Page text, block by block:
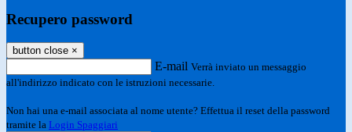
Recupero password
button close ×
E-mail Verrà inviato un messaggio
all'indirizzo indicato con le istruzioni necessarie.
Non hai una e-mail associata al nome utente? Effettua il reset della password
tramite la Login Spaggiari